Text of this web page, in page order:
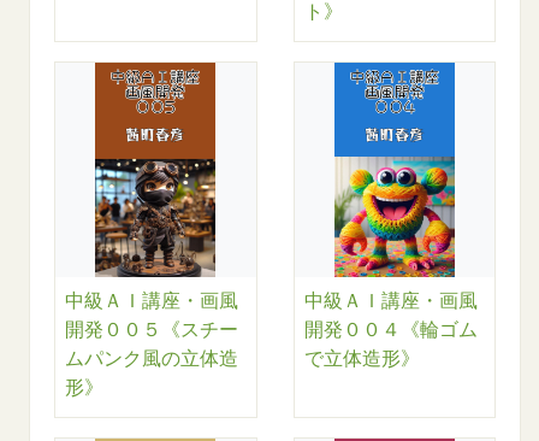
ト》
中級ＡＩ講座・画風
開発００５《スチー
ムパンク風の立体造
形》
中級ＡＩ講座・画風
開発００４《輪ゴム
で立体造形》